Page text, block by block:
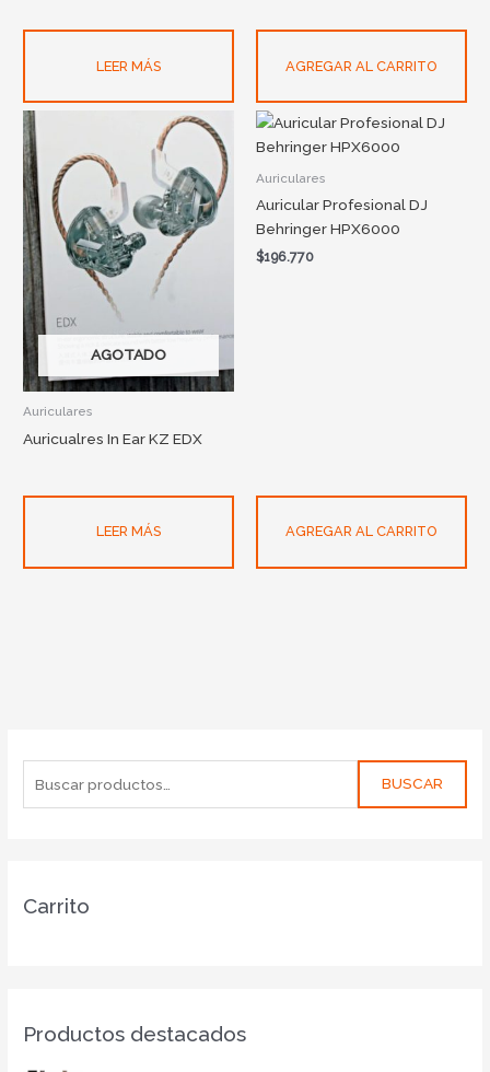
BUSCAR
Carrito
Productos destacados
LEER MÁS AGREGAR AL CARRITO
AGOTADO
Auriculares
Auricualres In Ear KZ EDX
LEER MÁS
Auriculares
Auricular Profesional DJ
Behringer HPX6000
$196.770
AGREGAR AL CARRITO